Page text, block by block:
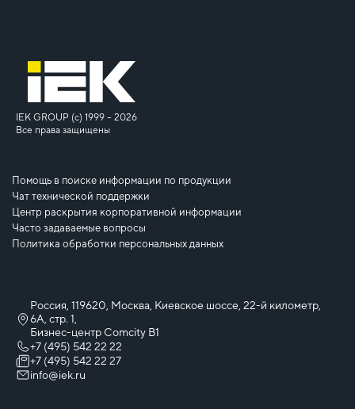
IEK GROUP (c) 1999 – 2026
Все права защищены
Помощь в поиске информации по продукции
Чат технической поддержки
Центр раскрытия корпоративной информации
Часто задаваемые вопросы
Политика обработки персональных данных
Россия, 119620, Москва, Киевское шоссе, 22-й километр,
6А, стр. 1,
Бизнес-центр Comcity B1
+7 (495) 542 22 22
+7 (495) 542 22 27
info@iek.ru